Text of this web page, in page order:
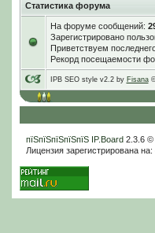
Статистика форума
На форуме сообщений:
Зарегистрировано
Приветствуем
Рекорд посещаемости
IPB SEO style v2.2 by Fisana©
пїЅпїЅпїЅпїЅпїЅ IP.Board2.3.6 ©
Лицензия зарегистрирована